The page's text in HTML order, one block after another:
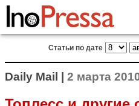
Статьи по дате
Daily Mail | 2 марта